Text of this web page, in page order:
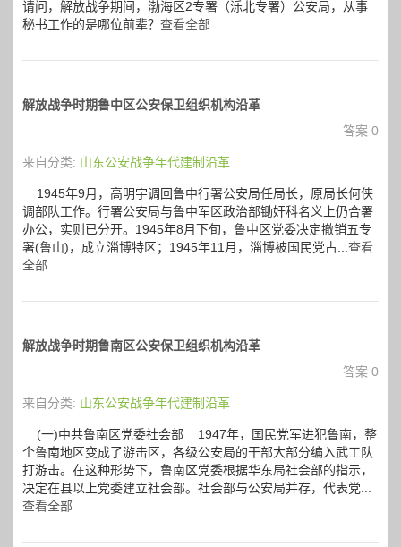
请问，解放战争期间，渤海区2专署（泺北专署）公安局，从事
秘书工作的是哪位前辈？ 查看全部
解放战争时期鲁中区公安保卫组织机构沿革
答案 0
来自分类: 山东公安战争年代建制沿革
1945年9月，高明宇调回鲁中行署公安局任局长，原局长何侠
调部队工作。行署公安局与鲁中军区政治部锄奸科名义上仍合署
办公，实则已分开。1945年8月下旬，鲁中区党委决定撤销五专
署(鲁山)，成立淄博特区；1945年11月，淄博被国民党占... 查看
全部
解放战争时期鲁南区公安保卫组织机构沿革
答案 0
来自分类: 山东公安战争年代建制沿革
(一)中共鲁南区党委社会部 1947年，国民党军进犯鲁南，整
个鲁南地区变成了游击区，各级公安局的干部大部分编入武工队
打游击。在这种形势下，鲁南区党委根据华东局社会部的指示，
决定在县以上党委建立社会部。社会部与公安局并存，代表党...
查看全部